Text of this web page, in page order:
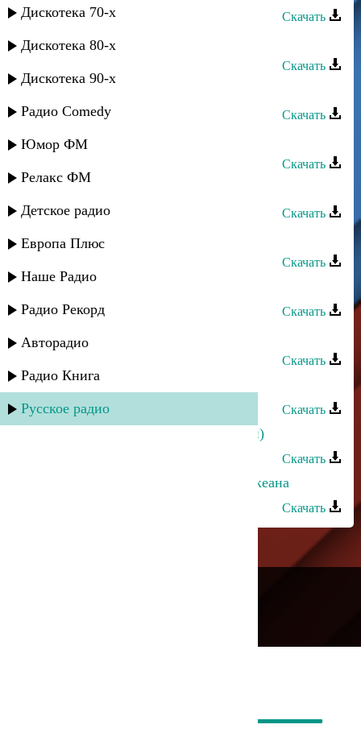
Дискотека 70-х
Дискотека 80-х
Дискотека 90-х
Радио Comedy
Юмор ФМ
Релакс ФМ
Детское радио
Европа Плюс
Наше Радио
Радио Рекорд
Авторадио
Радио Книга
Русское радио
Скачать
Тельман - Иер вилер
Скачать
Скачать
Тельман - Багъишда чна
Скачать
Скачать
Тельман - Лето
Скачать
Тельман - Зи мухуббат
Скачать
Скачать
Тельман - Вучиз вуна
Скачать
Dj Nariman - Лед и пламя (Тельман)
Скачать
Марина Алиева и Тельман - Два океана
Скачать